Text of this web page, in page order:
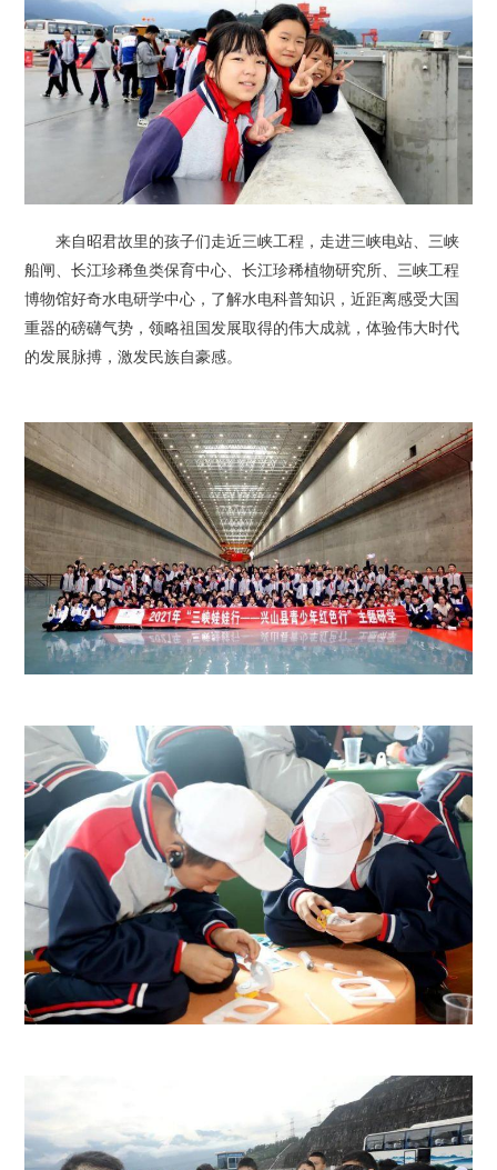
来自昭君故里的孩子们走近三峡工程，走进三峡电站、三峡
船闸、长江珍稀鱼类保育中心、长江珍稀植物研究所、三峡工程
博物馆好奇水电研学中心，了解水电科普知识，近距离感受大国
重器的磅礴气势，领略祖国发展取得的伟大成就，体验伟大时代
的发展脉搏，激发民族自豪感。